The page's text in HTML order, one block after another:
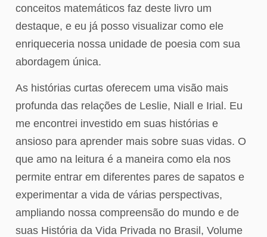
conceitos matemáticos faz deste livro um
destaque, e eu já posso visualizar como ele
enriqueceria nossa unidade de poesia com sua
abordagem única.
As histórias curtas oferecem uma visão mais
profunda das relações de Leslie, Niall e Irial. Eu
me encontrei investido em suas histórias e
ansioso para aprender mais sobre suas vidas. O
que amo na leitura é a maneira como ela nos
permite entrar em diferentes pares de sapatos e
experimentar a vida de várias perspectivas,
ampliando nossa compreensão do mundo e de
suas História da Vida Privada no Brasil, Volume